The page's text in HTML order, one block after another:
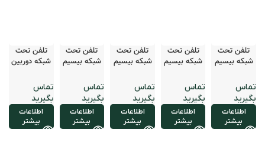
تلفن تحت
شبکه بیسیم
W77P
اطلاعات
بیشتر
تلفن تحت
شبکه بیسیم
W78H
اطلاعات
بیشتر
تلفن تحت
شبکه بیسیم
W78P
اطلاعات
بیشتر
تلفن تحت
شبکه بیسیم
W79P
اطلاعات
بیشتر
تلفن تحت
شبکه دوربین‌
مدل T58W
اطلاعات
بیشتر